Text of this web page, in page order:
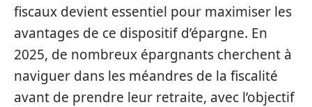
fiscaux devient essentiel pour maximiser les
avantages de ce dispositif d’épargne. En
2025, de nombreux épargnants cherchent à
naviguer dans les méandres de la fiscalité
avant de prendre leur retraite, avec l’objectif